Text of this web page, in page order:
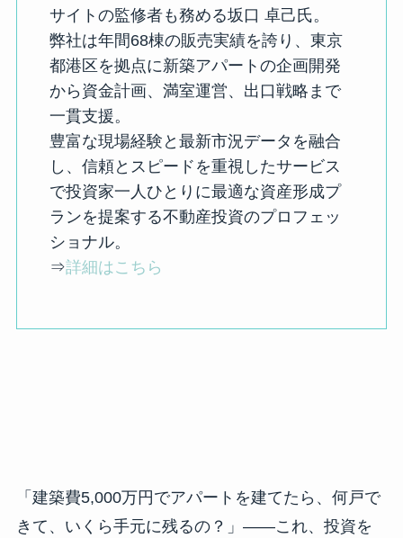
サイトの監修者も務める坂口 卓己氏。
弊社は年間68棟の販売実績を誇り、東京
都港区を拠点に新築アパートの企画開発
から資金計画、満室運営、出口戦略まで
一貫支援。
豊富な現場経験と最新市況データを融合
し、信頼とスピードを重視したサービス
で投資家一人ひとりに最適な資産形成プ
ランを提案する不動産投資のプロフェッ
ショナル。
⇒詳細はこちら
「建築費5,000万円でアパートを建てたら、何戸で
きて、いくら手元に残るの？」——これ、投資を